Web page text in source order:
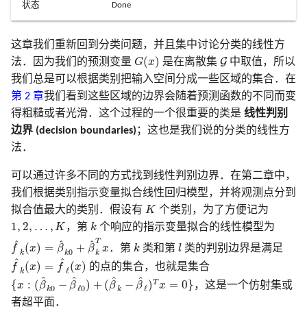
2.6 统计模型，监督学习和函
数逼近
2.7 结构化的回归模型
2.8 限制性估计的种类
2.9 模型选择和偏差-方差的权
衡
文献笔记
3.6 选择和收缩方法的比较
3.7 多重输出的收缩和选择
3.8 Lasso 和相关路径算法的补
充
3.9 计算上的考虑
文献笔记
5.6 非参逻辑斯蒂回归
5.7 多维样条
5.8 正则化和再生核希尔伯特
空间理论
5.9 小波光滑
附录-B 样条的计算
6.5 局部似然和其他模型
6.6 核密度估计和分类
6.7 径向基函数和核
6.8 混合模型的密度估计和分
类
6.9 计算上的考虑
文献笔记
7.7 贝叶斯方法和 BIC
7.8 最小描述长度
7.9 VC 维
7.11 自助法
7.12 条件测试误差或期望
误差
文献笔记
8.6 从后验分布采样的
8.7 袋装法
8.8 模型平均和堆栈
8.9 随机搜索
9.6 缺失数据
9.7 计算上的考虑
文献笔记
10.7 数据挖掘的现货方法
10.8 垃圾邮件的例子
10.9 Boosting 树
10.11 大小合适的 boosting
10.12 正则化
10.13 解释性
10.14 例子
11 神经网络
11.7 邮编数字的例子
文献笔记
12 支持向量机和
灵活的判别方法
12.7 混合判别分析
计算上的考虑
文献笔记
14.7 独立成分分析和探索
寻踪
14.8 多维缩放
14.9 非线性降维和局部多
14.10 谷歌的 PageRank 算
文献笔记
17 无向图模型
18 高维问题
18.6 有监督的主成分
18.7 特征评估和多重检验
文献笔记
模拟 Fig. 7.9
模拟 Fig. 13.5
模拟 Fig. 14.42
模拟 Tab. 12.2
模拟 Fig. 9.7
算法 Alg. 17.1
R 语言处理缺失数据
B 样条在 R, Python, Cpp 中
实现
状态 Done
这章我们重新回到分类问题，并且集中讨论分类的线性方
法．因为我们的预测变量 G(x)
G(x
是在离散集 G
G
中取值，所以
我们总是可以根据类别把输入空间分成一些区域的集合．在
第 2 章我们看到这些区域的边界会随着预测函数的不同而变
得粗糙或者光滑．这个过程的一个很重要的类是 线性判别
边界 (decision boundaries) ；这也是我们说的分类的线性方
法．
可以通过许多不同的方式找到线性判别边界．在第二章中，
我们根据类别指示变量拟合线性回归模型，并将观测点分到
拟合值最大的类别．假设有 K
K
个类别，为了方便记为
1, 2, … , K
1 2,
，第 k
k
个响应的指示变量拟合的线性模型为
^
f k(x) = ^
βk0 + ^
β
T
k x
x
．第 k
k
类和第 l
l
类的判别边界是满足
^
f k(x) = ^
f ℓ(x)
f^k ( = x)
的点的集合，也就是集合
{x : (^
βk0 − ^
βℓ0) + ( ^
βk − ^
βℓ)Tx = 0}
{ :( β ^k0 β ^ℓ 0 + −β Tx 0}
，这是一个仿射集或
者超平面．